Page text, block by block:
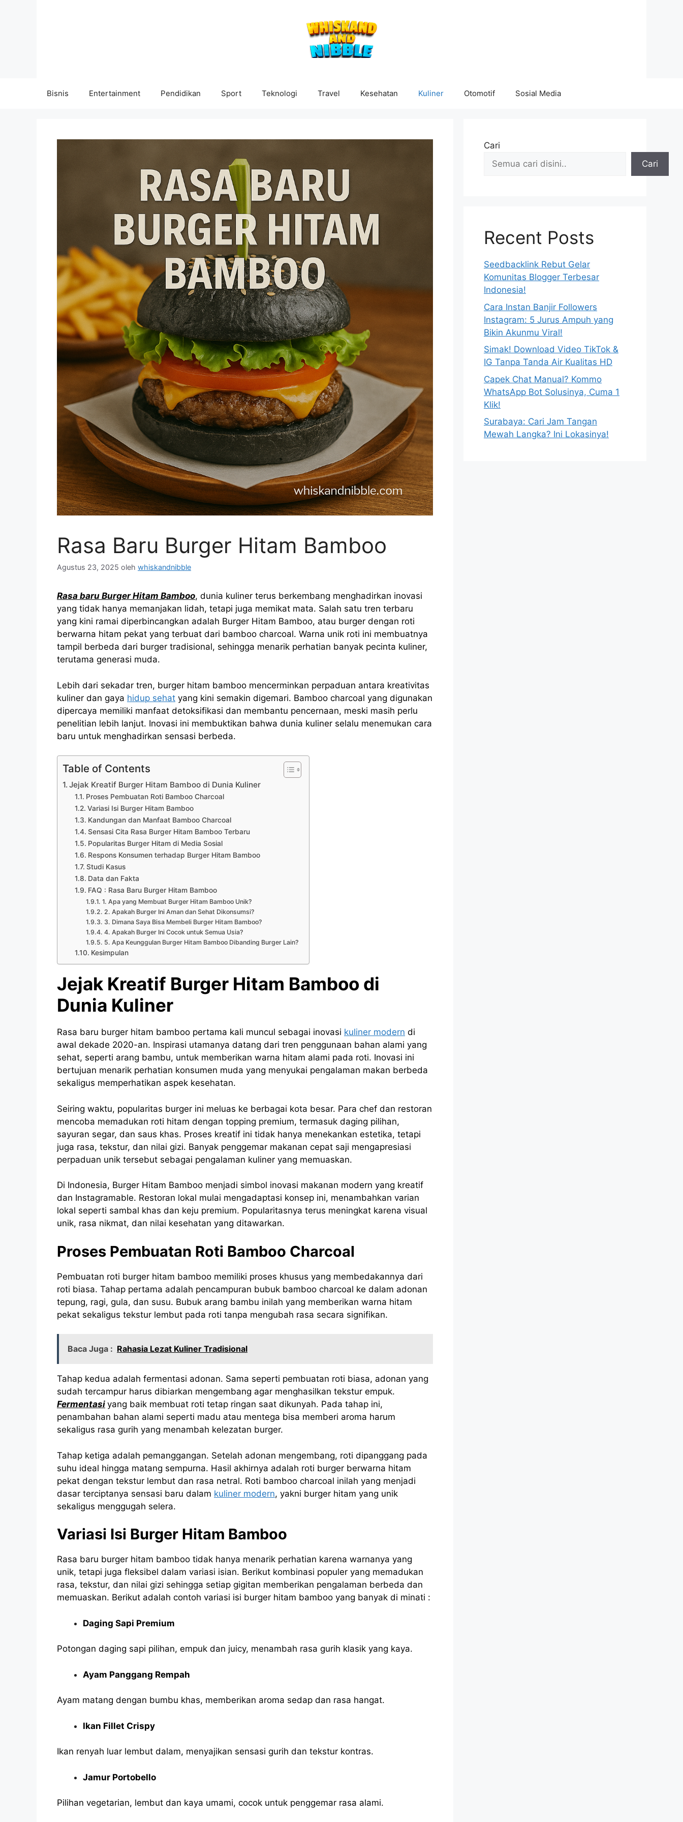
Bisnis Entertainment Pendidikan Sport Teknologi Travel Kesehatan Kuliner Otomotif Sosial Media
Rasa Baru Burger Hitam Bamboo
Agustus 23, 2025 oleh whiskandnibble
Rasa baru Burger Hitam Bamboo, dunia kuliner terus berkembang menghadirkan inovasi
yang tidak hanya memanjakan lidah, tetapi juga memikat mata. Salah satu tren terbaru
yang kini ramai diperbincangkan adalah Burger Hitam Bamboo, atau burger dengan roti
berwarna hitam pekat yang terbuat dari bamboo charcoal. Warna unik roti ini membuatnya
tampil berbeda dari burger tradisional, sehingga menarik perhatian banyak pecinta kuliner,
terutama generasi muda.
Lebih dari sekadar tren, burger hitam bamboo mencerminkan perpaduan antara kreativitas
kuliner dan gaya hidup sehat yang kini semakin digemari. Bamboo charcoal yang digunakan
dipercaya memiliki manfaat detoksifikasi dan membantu pencernaan, meski masih perlu
penelitian lebih lanjut. Inovasi ini membuktikan bahwa dunia kuliner selalu menemukan cara
baru untuk menghadirkan sensasi berbeda.
Table of Contents
Jejak Kreatif Burger Hitam Bamboo di Dunia Kuliner
Proses Pembuatan Roti Bamboo Charcoal
Variasi Isi Burger Hitam Bamboo
Kandungan dan Manfaat Bamboo Charcoal
Sensasi Cita Rasa Burger Hitam Bamboo Terbaru
Popularitas Burger Hitam di Media Sosial
Respons Konsumen terhadap Burger Hitam Bamboo
Studi Kasus
Data dan Fakta
FAQ : Rasa Baru Burger Hitam Bamboo
1. Apa yang Membuat Burger Hitam Bamboo Unik?
2. Apakah Burger Ini Aman dan Sehat Dikonsumsi?
3. Dimana Saya Bisa Membeli Burger Hitam Bamboo?
4. Apakah Burger Ini Cocok untuk Semua Usia?
5. Apa Keunggulan Burger Hitam Bamboo Dibanding Burger Lain?
Kesimpulan
Jejak Kreatif Burger Hitam Bamboo di
Dunia Kuliner
Rasa baru burger hitam bamboo pertama kali muncul sebagai inovasi kuliner modern di
awal dekade 2020-an. Inspirasi utamanya datang dari tren penggunaan bahan alami yang
sehat, seperti arang bambu, untuk memberikan warna hitam alami pada roti. Inovasi ini
bertujuan menarik perhatian konsumen muda yang menyukai pengalaman makan berbeda
sekaligus memperhatikan aspek kesehatan.
Seiring waktu, popularitas burger ini meluas ke berbagai kota besar. Para chef dan restoran
mencoba memadukan roti hitam dengan topping premium, termasuk daging pilihan,
sayuran segar, dan saus khas. Proses kreatif ini tidak hanya menekankan estetika, tetapi
juga rasa, tekstur, dan nilai gizi. Banyak penggemar makanan cepat saji mengapresiasi
perpaduan unik tersebut sebagai pengalaman kuliner yang memuaskan.
Di Indonesia, Burger Hitam Bamboo menjadi simbol inovasi makanan modern yang kreatif
dan Instagramable. Restoran lokal mulai mengadaptasi konsep ini, menambahkan varian
lokal seperti sambal khas dan keju premium. Popularitasnya terus meningkat karena visual
unik, rasa nikmat, dan nilai kesehatan yang ditawarkan.
Proses Pembuatan Roti Bamboo Charcoal
Pembuatan roti burger hitam bamboo memiliki proses khusus yang membedakannya dari
roti biasa. Tahap pertama adalah pencampuran bubuk bamboo charcoal ke dalam adonan
tepung, ragi, gula, dan susu. Bubuk arang bambu inilah yang memberikan warna hitam
pekat sekaligus tekstur lembut pada roti tanpa mengubah rasa secara signifikan.
Baca Juga : Rahasia Lezat Kuliner Tradisional
Tahap kedua adalah fermentasi adonan. Sama seperti pembuatan roti biasa, adonan yang
sudah tercampur harus dibiarkan mengembang agar menghasilkan tekstur empuk.
Fermentasi yang baik membuat roti tetap ringan saat dikunyah. Pada tahap ini,
penambahan bahan alami seperti madu atau mentega bisa memberi aroma harum
sekaligus rasa gurih yang menambah kelezatan burger.
Tahap ketiga adalah pemanggangan. Setelah adonan mengembang, roti dipanggang pada
suhu ideal hingga matang sempurna. Hasil akhirnya adalah roti burger berwarna hitam
pekat dengan tekstur lembut dan rasa netral. Roti bamboo charcoal inilah yang menjadi
dasar terciptanya sensasi baru dalam kuliner modern, yakni burger hitam yang unik
sekaligus menggugah selera.
Variasi Isi Burger Hitam Bamboo
Rasa baru burger hitam bamboo tidak hanya menarik perhatian karena warnanya yang
unik, tetapi juga fleksibel dalam variasi isian. Berikut kombinasi populer yang memadukan
rasa, tekstur, dan nilai gizi sehingga setiap gigitan memberikan pengalaman berbeda dan
memuaskan. Berikut adalah contoh variasi isi burger hitam bamboo yang banyak di minati :
Daging Sapi Premium
Potongan daging sapi pilihan, empuk dan juicy, menambah rasa gurih klasik yang kaya.
Ayam Panggang Rempah
Ayam matang dengan bumbu khas, memberikan aroma sedap dan rasa hangat.
Ikan Fillet Crispy
Ikan renyah luar lembut dalam, menyajikan sensasi gurih dan tekstur kontras.
Jamur Portobello
Pilihan vegetarian, lembut dan kaya umami, cocok untuk penggemar rasa alami.
Cari
Cari
Recent Posts
Seedbacklink Rebut Gelar
Komunitas Blogger Terbesar
Indonesia!
Cara Instan Banjir Followers
Instagram: 5 Jurus Ampuh yang
Bikin Akunmu Viral!
Simak! Download Video TikTok &
IG Tanpa Tanda Air Kualitas HD
Capek Chat Manual? Kommo
WhatsApp Bot Solusinya, Cuma 1
Klik!
Surabaya: Cari Jam Tangan
Mewah Langka? Ini Lokasinya!